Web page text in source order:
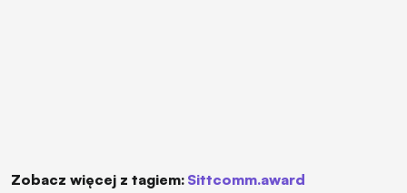
Zobacz więcej z tagiem: sittcomm.award